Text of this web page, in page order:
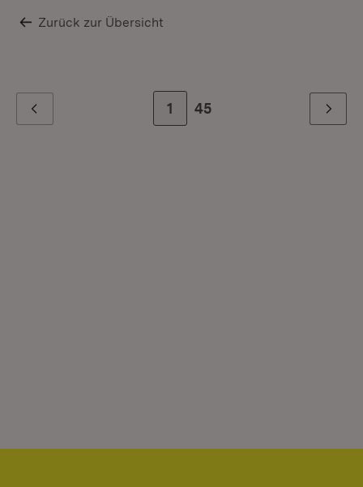
Zurück zur Übersicht
Zur Seite
1 Zur letzten Seite
45 Weiter